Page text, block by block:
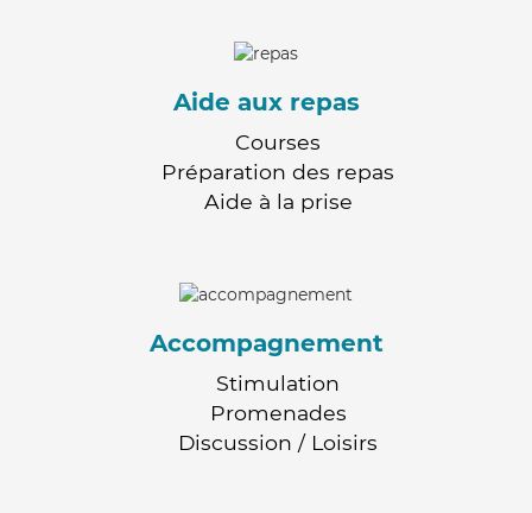
Aide aux repas
Courses
Préparation des repas
Aide à la prise
Accompagnement
Stimulation
Promenades
Discussion / Loisirs